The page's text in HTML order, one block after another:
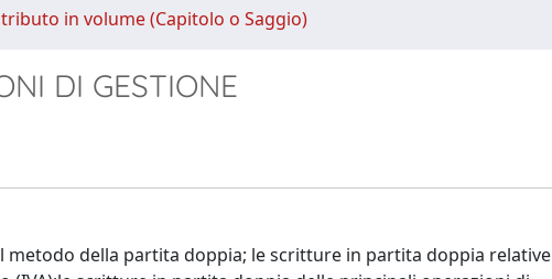
in volume (Capitolo o Saggio)
DI GESTIONE
della partita doppia; le scritture in partita doppia relative